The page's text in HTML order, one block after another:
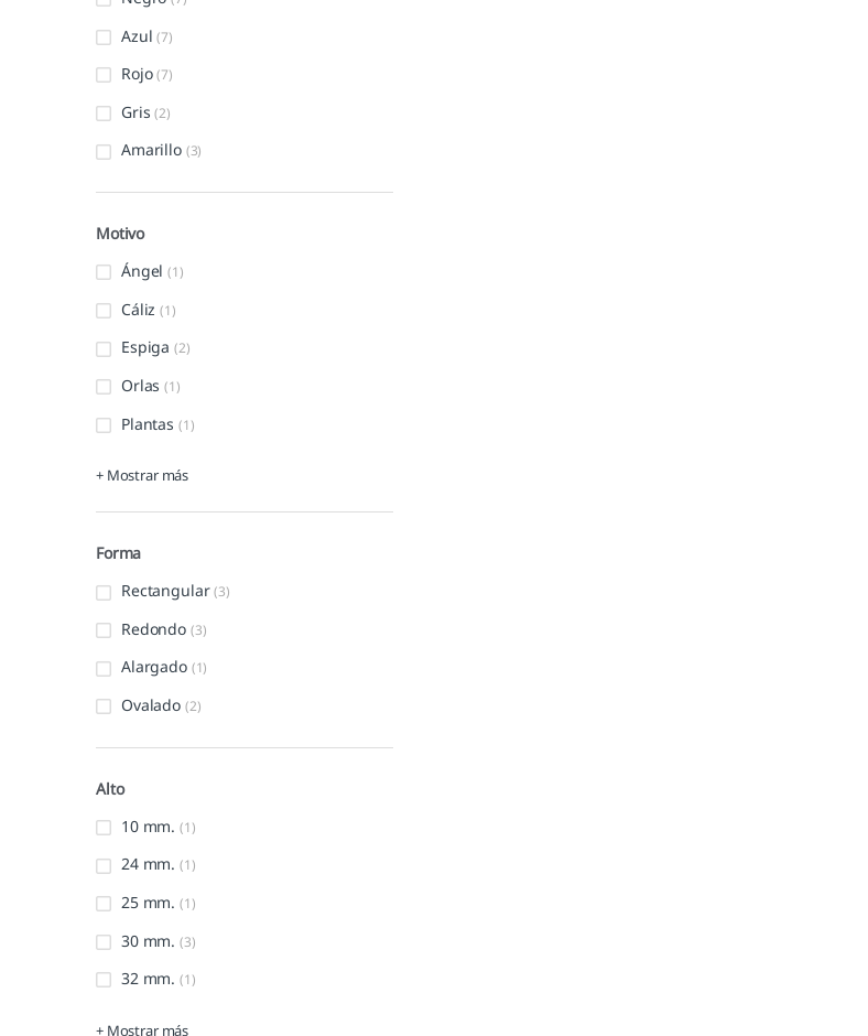
Azul (7)
Rojo (7)
Gris (2)
Amarillo (3)
Motivo
Ángel (1)
Cáliz (1)
Espiga (2)
Orlas (1)
Plantas (1)
+ Mostrar más
Forma
Rectangular (3)
Redondo (3)
Alargado (1)
Ovalado (2)
Alto
10 mm. (1)
24 mm. (1)
25 mm. (1)
30 mm. (3)
32 mm. (1)
+ Mostrar más